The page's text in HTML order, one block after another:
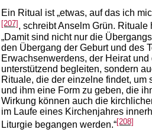
Ein Ritual ist „etwas, auf das ich
[207], schreibt Anselm Grün.
„Damit sind nicht nur die
den Übergang der Geburt und des
Erwachsenwerdens, der Heirat
unterstützend begleiten, sondern
Rituale, die der einzelne findet, um
und ihm eine Form zu geben, die
Wirkung können auch die
im Laufe eines Kirchenjahres
Liturgie begangen werden.“[208]